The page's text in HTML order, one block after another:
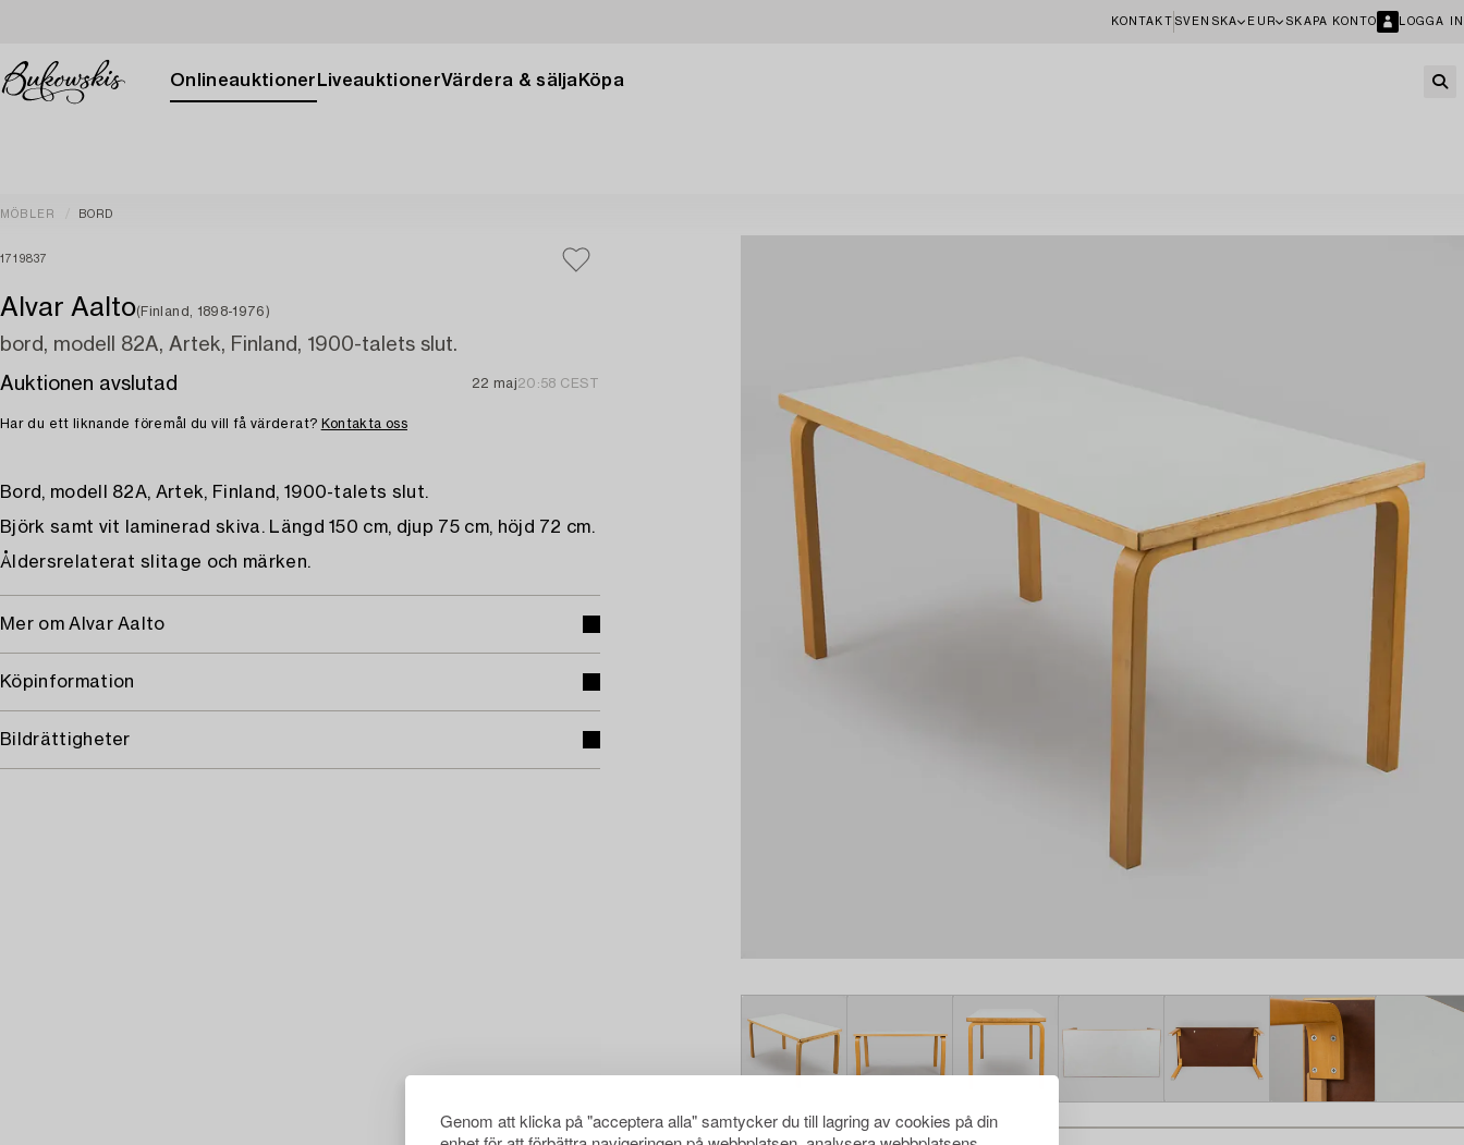
Genom att klicka på "acceptera alla" samtycker du till lagring av cookies på din
KONTAKT SVENSKA EUR SKAPA KONTO LOGGA IN
Onlineauktioner LiveauktionerVärdera & sälja Köpa
MÖBLER BORD
1719837
Alvar Aalto(Finland, 1898-1976)
bord, modell 82A, Artek, Finland, 1900-talets slut.
Auktionen avslutad
22 maj20:58 CEST
Har du ett liknande föremål du vill få värderat? Kontakta oss
Bord, modell 82A, Artek, Finland, 1900-talets slut.
Björk samt vit laminerad skiva. Längd 150 cm, djup 75 cm, höjd 72 cm.
Åldersrelaterat slitage och märken.
Mer om Alvar Aalto
Köpinformation
Bildrättigheter